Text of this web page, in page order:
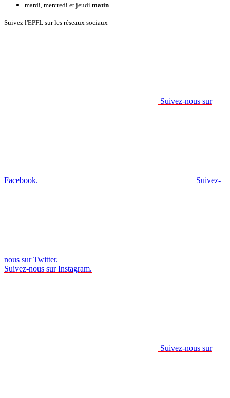
mardi, mercredi et jeudi matin
Suivez l'EPFL sur les réseaux sociaux
Suivez-nous sur
Facebook. Suivez-
nous sur Twitter.
Suivez-nous sur Instagram.
Suivez-nous sur